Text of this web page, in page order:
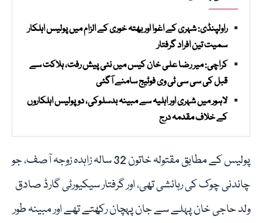
راولپنڈی: شہری کے اغوا اور بھتہ خوری کے الزام میں پولیس اہلکار
سمیت تین افراد گرفتار
کراچی: میر رضا علی خان کیس میں نئی پیش رفت، ہلاکت سے
قبل کی سی سی ٹی وی فوٹیج سامنے آگئی
لاہور میں شہری اور اہلیہ سے مبینہ بدسلوکی، دو پولیس اہلکاروں
کے خلاف مقدمہ درج
پولیس کے مطابق مقتولہ خاتون 32 سالہ زاہدہ زوجہ آصف، جو
چاندنی چوک کی رہائشی تھی، اور گرفتار سیکیورٹی گارڈ صادق
ولد حاجی خان پہلے سے جان پہچان رکھتے تھے اور مبینہ طور